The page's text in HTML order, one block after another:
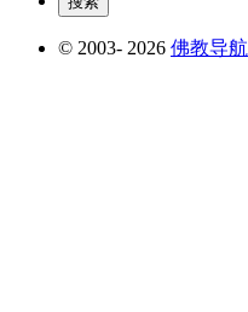
© 2003- 2026 佛教导航